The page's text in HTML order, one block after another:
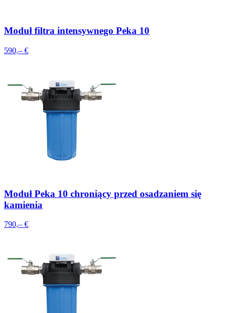
Moduł filtra intensywnego Peka 10
590,– €
Moduł Peka 10 chroniący przed osadzaniem się
kamienia
790,– €